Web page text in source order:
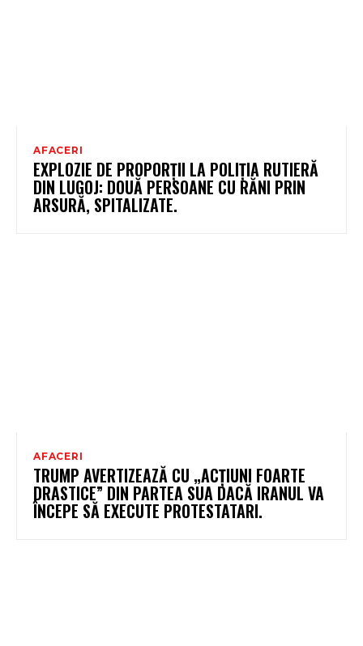
AFACERI
EXPLOZIE DE PROPORȚII LA POLIȚIA RUTIERĂ
DIN LUGOJ: DOUĂ PERSOANE CU RĂNI PRIN
ARSURĂ, SPITALIZATE.
AFACERI
TRUMP AVERTIZEAZĂ CU „ACȚIUNI FOARTE
DRASTICE” DIN PARTEA SUA DACĂ IRANUL VA
ÎNCEPE SĂ EXECUTE PROTESTATARI.